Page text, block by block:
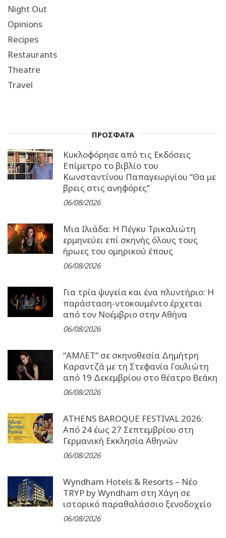
Night Out
Opinions
Recipes
Restaurants
Theatre
Travel
ΠΡΟΣΦΑΤΑ
Κυκλοφόρησε από τις Εκδόσεις
Επίμετρο το βιβλίο του
Κωνσταντίνου Παπαγεωργίου “Θα με
βρεις στις ανηφόρες”
06/08/2026
Μια Ιλιάδα: H Πέγκυ Τρικαλιώτη
ερμηνεύει επί σκηνής όλους τους
ήρωες του ομηρικού έπους
06/08/2026
Για τρία ψυγεία και ένα πλυντήριο: Η
παράσταση-ντοκουμέντο έρχεται
από τον Νοέμβριο στην Αθήνα
06/08/2026
“ΑΜΛΕΤ” σε σκηνοθεσία Δημήτρη
Καραντζά με τη Στεφανία Γουλιώτη
από 19 Δεκεμβρίου στο θέατρο Βεάκη
06/08/2026
ATHENS BAROQUE FESTIVAL 2026:
Από 24 έως 27 Σεπτεµβρίου στη
Γερµανική Εκκλησία Αθηνών
06/08/2026
Wyndham Hotels & Resorts – Νέο
TRYP by Wyndham στη Χάγη σε
ιστορικό παραθαλάσσιο ξενοδοχείο
06/08/2026